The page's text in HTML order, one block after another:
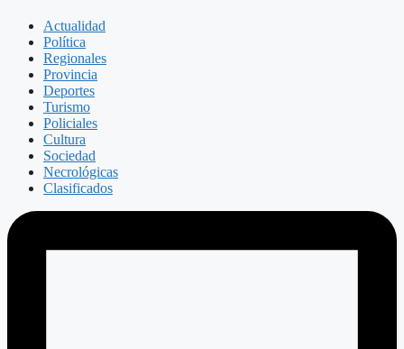
Actualidad
Política
Regionales
Provincia
Deportes
Turismo
Policiales
Cultura
Sociedad
Necrológicas
Clasificados